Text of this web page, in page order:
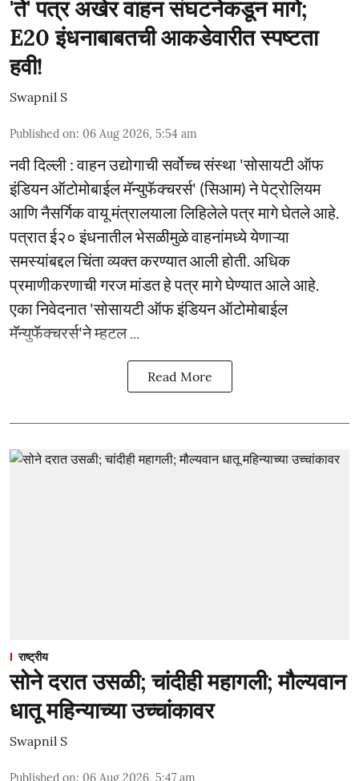
'ते' पत्र अखेर वाहन संघटनेकडून मागे;
E20 इंधनाबाबतची आकडेवारीत स्पष्टता
हवी!
Swapnil S
Published on: 06 Aug 2026, 5:54 am
नवी दिल्ली : वाहन उद्योगाची सर्वोच्च संस्था 'सोसायटी ऑफ
इंडियन ऑटोमोबाईल मॅन्युफॅक्चरर्स' (सिआम) ने पेट्रोलियम
आणि नैसर्गिक वायू मंत्रालयाला लिहिलेले पत्र मागे घेतले आहे.
पत्रात ई२० इंधनातील भेसळीमुळे वाहनांमध्ये येणाऱ्या
समस्यांबद्दल चिंता व्यक्त करण्यात आली होती. अधिक
प्रमाणीकरणाची गरज मांडत हे पत्र मागे घेण्यात आले आहे.
एका निवेदनात 'सोसायटी ऑफ इंडियन ऑटोमोबाईल
मॅन्युफॅक्चरर्स'ने म्हटल ...
Read More
राष्ट्रीय
सोने दरात उसळी; चांदीही महागली; मौल्यवान
धातू महिन्याच्या उच्चांकावर
Swapnil S
Published on: 06 Aug 2026, 5:47 am